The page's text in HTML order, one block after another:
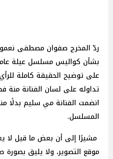
ردّ المخرج صفوان مصطفى نعمو
بشأن كواليس مسلسل عيلة
على توضيح الحقيقة كاملة
تداوله على لسان الفنانة منة
انضمت الفنانة مي سليم بدلًا
المسلسل.
مشيرًا إلى أن بعض ما قيل
موقع التصوير، ولا يليق بصورة